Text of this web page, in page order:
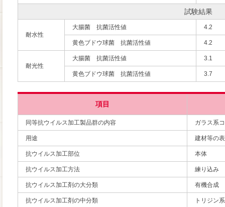
試験結果
耐水性
大腸菌 抗菌活性値 4.2
黄色ブドウ球菌 抗菌活性値 4.2
耐光性
大腸菌 抗菌活性値 3.1
黄色ブドウ球菌 抗菌活性値 3.7
項目
同等抗ウイルス加工製品群の内容 ガラス系
用途 建材等の
抗ウイルス加工部位 本体
抗ウイルス加工方法 練り込み
抗ウイルス加工剤の大分類 有機合成
抗ウイルス加工剤の中分類 トリジン